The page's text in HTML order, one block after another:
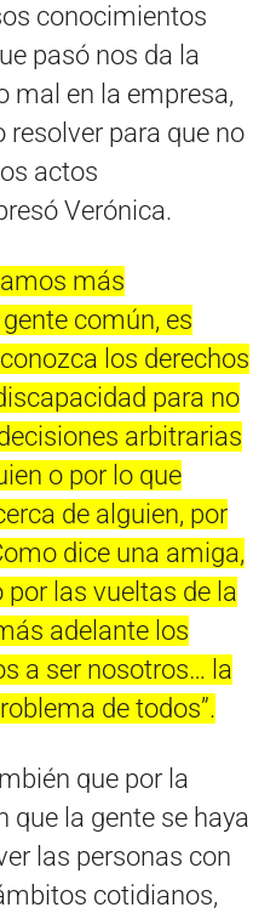
conocimientos
pasó nos da la
mal en la empresa,
resolver para que no
actos
Verónica.
más
común, es
los derechos
para no
arbitrarias
o por lo que
de alguien, por
dice una amiga,
por las vueltas de la
adelante los
a ser nosotros… la
de todos”.
que por la
que la gente se haya
las personas con
cotidianos,